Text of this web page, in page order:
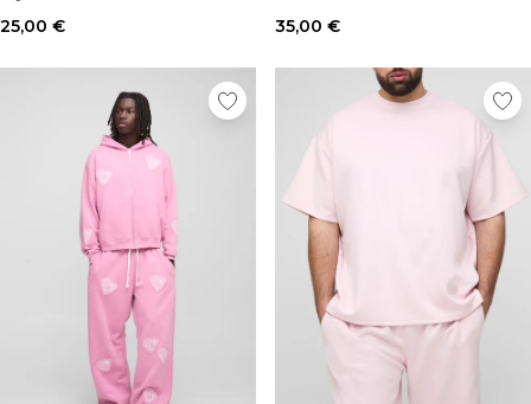
25,00 € 35,00 €